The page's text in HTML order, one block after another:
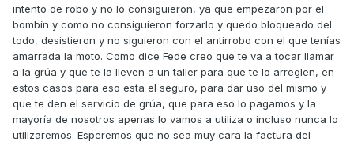
intento de robo y no lo consiguieron, ya que empezaron por el
bombín y como no consiguieron forzarlo y quedo bloqueado del
todo, desistieron y no siguieron con el antirrobo con el que tenías
amarrada la moto. Como dice Fede creo que te va a tocar llamar
a la grúa y que te la lleven a un taller para que te lo arreglen, en
estos casos para eso esta el seguro, para dar uso del mismo y
que te den el servicio de grúa, que para eso lo pagamos y la
mayoría de nosotros apenas lo vamos a utiliza o incluso nunca lo
utilizaremos. Esperemos que no sea muy cara la factura del